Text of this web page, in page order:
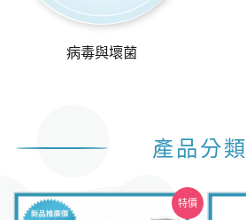
病毒與壞菌
產品分類
特價